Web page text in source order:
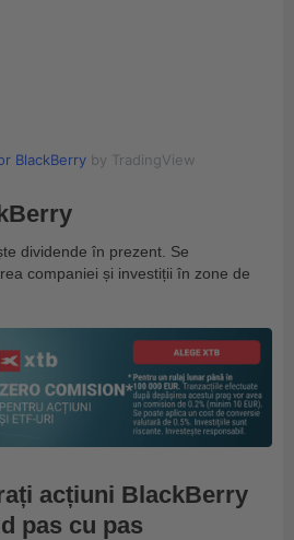
BlackBerryby TradingView
dividende în prezent. Se
companiei și investiții în zone de
acțiuni BlackBerry
pas cu pas